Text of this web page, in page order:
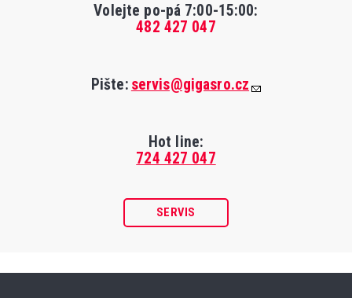
Volejte po-pá 7:00-15:00:
482 427 047
Pište: servis@gigasro.cz
Hot line:
724 427 047
SERVIS